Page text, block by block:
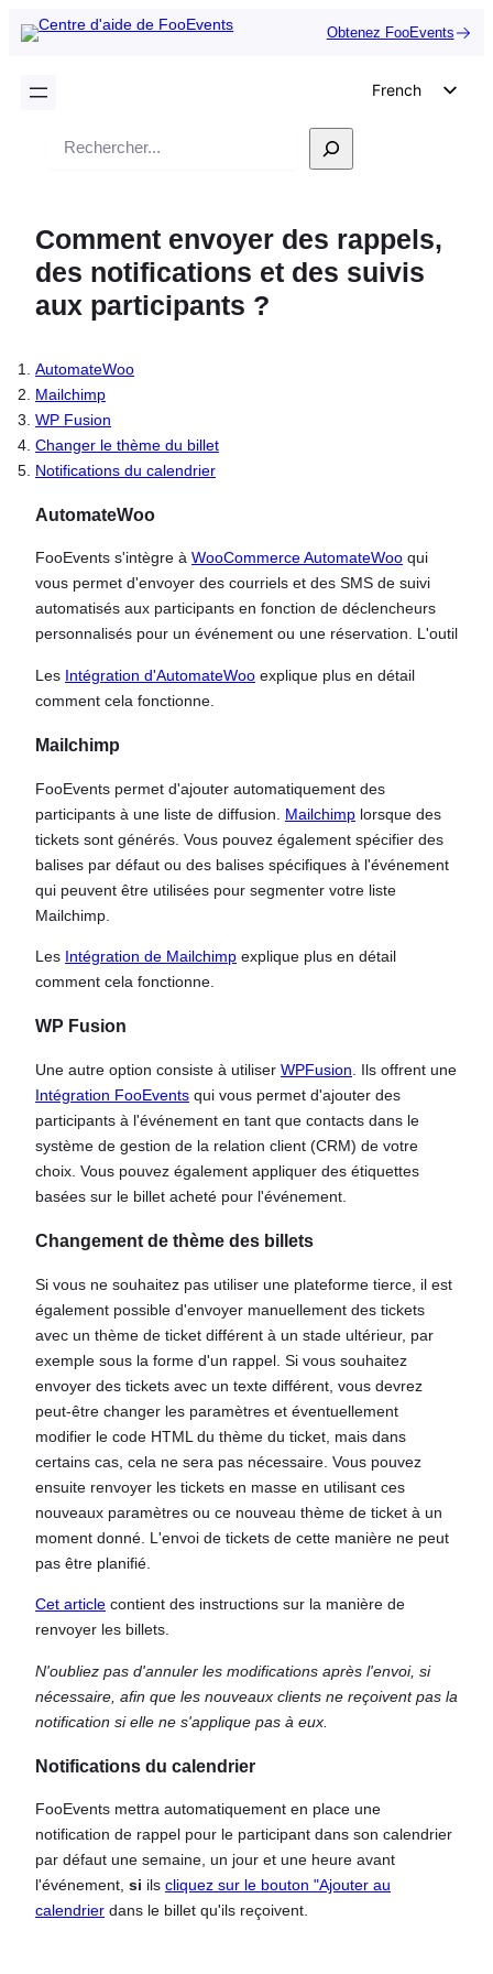
Obtenez FooEvents
French
Spanish
Italian
Recherche
Comment envoyer des rappels,
des notifications et des suivis
aux participants ?
AutomateWoo
Mailchimp
WP Fusion
Changer le thème du billet
Notifications du calendrier
AutomateWoo
FooEvents s'intègre à WooCommerce AutomateWoo qui
vous permet d'envoyer des courriels et des SMS de suivi
automatisés aux participants en fonction de déclencheurs
personnalisés pour un événement ou une réservation. L'outil
Les Intégration d'AutomateWoo explique plus en détail
comment cela fonctionne.
Mailchimp
FooEvents permet d'ajouter automatiquement des
participants à une liste de diffusion. Mailchimp lorsque des
tickets sont générés. Vous pouvez également spécifier des
balises par défaut ou des balises spécifiques à l'événement
qui peuvent être utilisées pour segmenter votre liste
Mailchimp.
Les Intégration de Mailchimp explique plus en détail
comment cela fonctionne.
WP Fusion
Une autre option consiste à utiliser WPFusion . Ils offrent une
Intégration FooEvents qui vous permet d'ajouter des
participants à l'événement en tant que contacts dans le
système de gestion de la relation client (CRM) de votre
choix. Vous pouvez également appliquer des étiquettes
basées sur le billet acheté pour l'événement.
Changement de thème des billets
Si vous ne souhaitez pas utiliser une plateforme tierce, il est
également possible d'envoyer manuellement des tickets
avec un thème de ticket différent à un stade ultérieur, par
exemple sous la forme d'un rappel. Si vous souhaitez
envoyer des tickets avec un texte différent, vous devrez
peut-être changer les paramètres et éventuellement
modifier le code HTML du thème du ticket, mais dans
certains cas, cela ne sera pas nécessaire. Vous pouvez
ensuite renvoyer les tickets en masse en utilisant ces
nouveaux paramètres ou ce nouveau thème de ticket à un
moment donné. L'envoi de tickets de cette manière ne peut
pas être planifié.
Cet article contient des instructions sur la manière de
renvoyer les billets.
N'oubliez pas d'annuler les modifications après l'envoi, si
nécessaire, afin que les nouveaux clients ne reçoivent pas la
notification si elle ne s'applique pas à eux.
Notifications du calendrier
FooEvents mettra automatiquement en place une
notification de rappel pour le participant dans son calendrier
par défaut une semaine, un jour et une heure avant
l'événement, si ils cliquez sur le bouton "Ajouter au
calendrier dans le billet qu'ils reçoivent.